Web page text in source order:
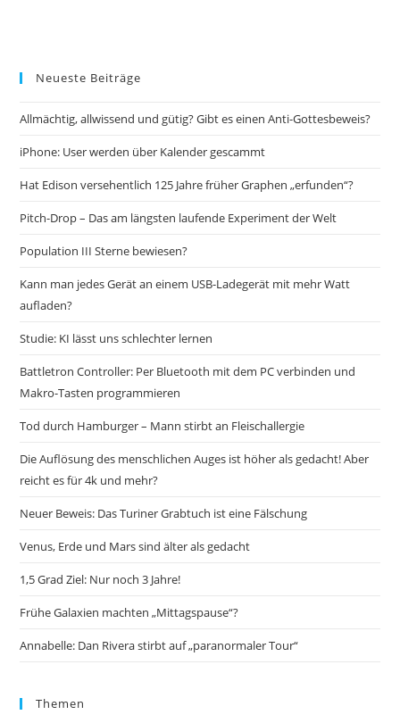
Neueste Beiträge
Allmächtig, allwissend und gütig? Gibt es einen Anti-Gottesbeweis?
iPhone: User werden über Kalender gescammt
Hat Edison versehentlich 125 Jahre früher Graphen „erfunden“?
Pitch-Drop – Das am längsten laufende Experiment der Welt
Population III Sterne bewiesen?
Kann man jedes Gerät an einem USB-Ladegerät mit mehr Watt
aufladen?
Studie: KI lässt uns schlechter lernen
Battletron Controller: Per Bluetooth mit dem PC verbinden und
Makro-Tasten programmieren
Tod durch Hamburger – Mann stirbt an Fleischallergie
Die Auflösung des menschlichen Auges ist höher als gedacht! Aber
reicht es für 4k und mehr?
Neuer Beweis: Das Turiner Grabtuch ist eine Fälschung
Venus, Erde und Mars sind älter als gedacht
1,5 Grad Ziel: Nur noch 3 Jahre!
Frühe Galaxien machten „Mittagspause“?
Annabelle: Dan Rivera stirbt auf „paranormaler Tour“
Themen